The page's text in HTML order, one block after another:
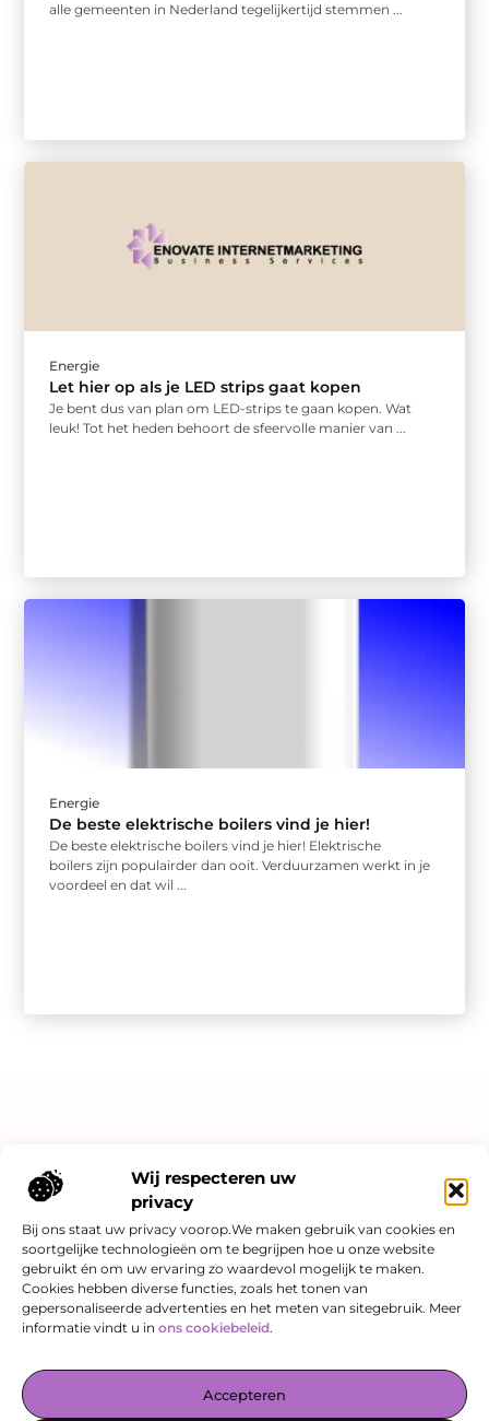
Wij respecteren uw
privacy
Bij ons staat uw privacy voorop.We maken gebruik van cookies en
soortgelijke technologieën om te begrijpen hoe u onze website
gebruikt én om uw ervaring zo waardevol mogelijk te maken.
Cookies hebben diverse functies, zoals het tonen van
gepersonaliseerde advertenties en het meten van sitegebruik. Meer
informatie vindt u in ons cookiebeleid.
Accepteren
alle gemeenten in Nederland tegelijkertijd stemmen ...
Energie
Let hier op als je LED strips gaat kopen
Je bent dus van plan om LED-strips te gaan kopen. Wat
leuk! Tot het heden behoort de sfeervolle manier van ...
Energie
De beste elektrische boilers vind je hier!
De beste elektrische boilers vind je hier! Elektrische
boilers zijn populairder dan ooit. Verduurzamen werkt in je
voordeel en dat wil ...
— Laat je inspireren door boeiende verhalen, praktische tips en
Onze informatie